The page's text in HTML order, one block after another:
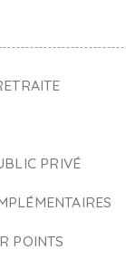
PRIVÉ
POINTS